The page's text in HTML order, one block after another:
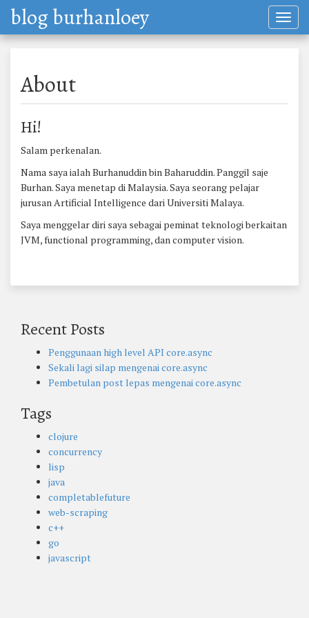
blog burhanloey
About
Hi!
Salam perkenalan.
Nama saya ialah Burhanuddin bin Baharuddin. Panggil saje
Burhan. Saya menetap di Malaysia. Saya seorang pelajar
jurusan Artificial Intelligence dari Universiti Malaya.
Saya menggelar diri saya sebagai peminat teknologi berkaitan
JVM, functional programming, dan computer vision.
Recent Posts
Penggunaan high level API core.async
Sekali lagi silap mengenai core.async
Pembetulan post lepas mengenai core.async
Tags
clojure
concurrency
lisp
java
completablefuture
web-scraping
c++
go
javascript